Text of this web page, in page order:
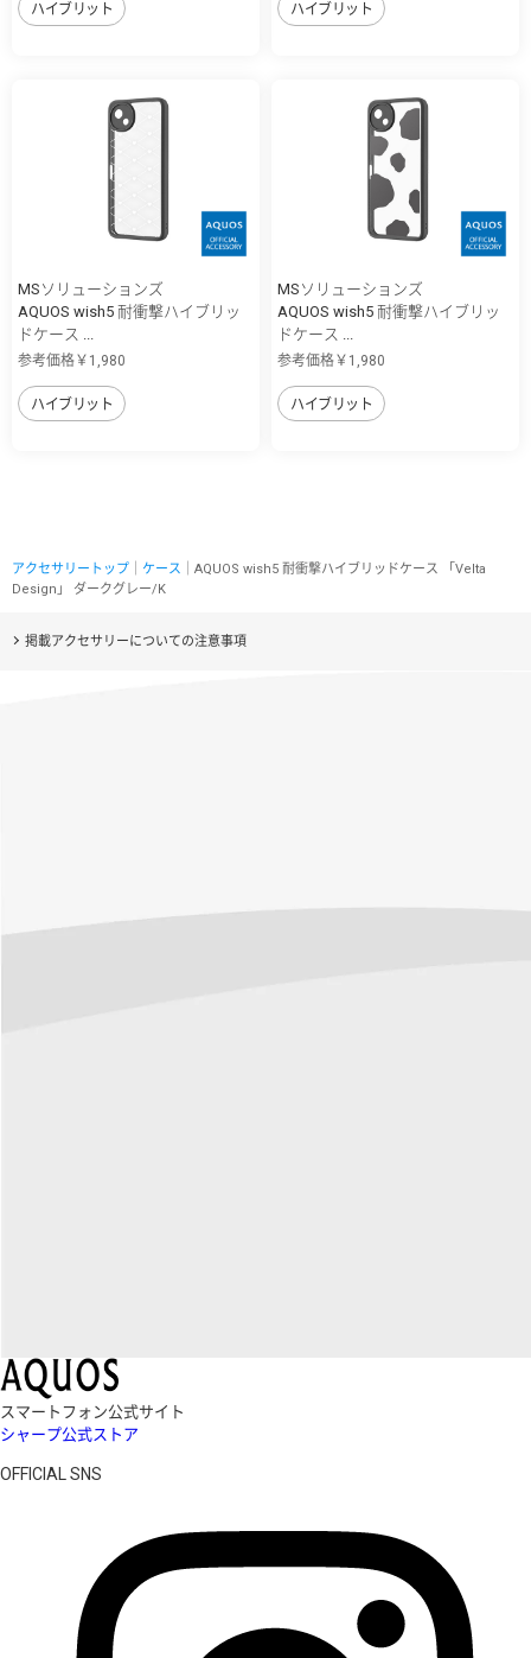
ハイブリット ハイブリット
MSソリューションズ
AQUOS wish5 耐衝撃ハイブリッ
ドケース ...
参考価格￥1,980
ハイブリット
MSソリューションズ
AQUOS wish5 耐衝撃ハイブリッ
ドケース ...
参考価格￥1,980
ハイブリット
アクセサリートップ ケース ｜AQUOS wish5 耐衝撃ハイブリッドケース 「Velta
Design」 ダークグレー/K
掲載アクセサリーについての注意事項
スマートフォン公式サイト
シャープ公式ストア
OFFICIAL SNS